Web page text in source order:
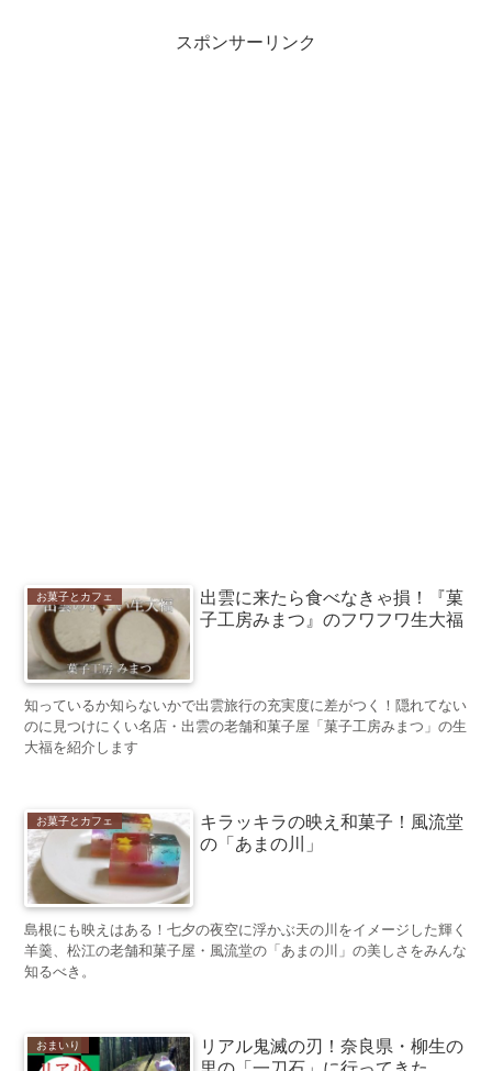
スポンサーリンク
お菓子とカフェ
出雲に来たら食べなきゃ損！『菓
子工房みまつ』のフワフワ生大福
知っているか知らないかで出雲旅行の充実度に差がつく！隠れてない
のに見つけにくい名店・出雲の老舗和菓子屋「菓子工房みまつ」の生
大福を紹介します
お菓子とカフェ
キラッキラの映え和菓子！風流堂
の「あまの川」
島根にも映えはある！七夕の夜空に浮かぶ天の川をイメージした輝く
羊羹、松江の老舗和菓子屋・風流堂の「あまの川」の美しさをみんな
知るべき。
おまいり
リアル鬼滅の刃！奈良県・柳生の